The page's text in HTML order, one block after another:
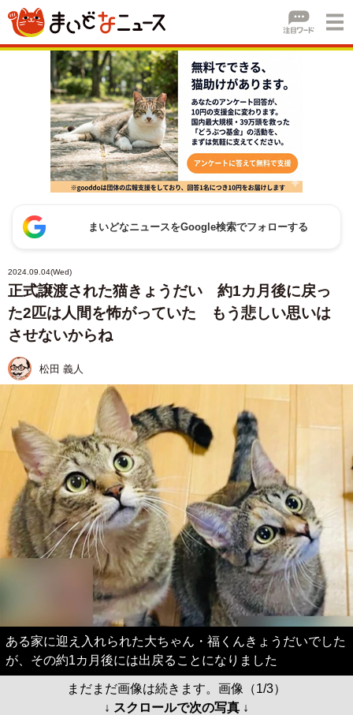
まいどなニュースをGoogle検索でフォローする
2024.09.04(Wed)
正式譲渡された猫きょうだい 約1カ月後に戻っ
た2匹は人間を怖がっていた もう悲しい思いは
させないからね
松田 義人
ある家に迎え入れられた大ちゃん・福くんきょうだいでした
が、その約1カ月後には出戻ることになりました
まだまだ画像は続きます。画像（1/3）
↓ スクロールで次の写真 ↓